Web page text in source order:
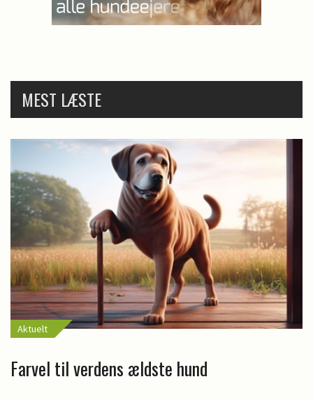
MEST LÆSTE
Aktuelt
Farvel til verdens ældste hund